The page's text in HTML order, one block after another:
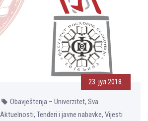
23. јул 2018.
Obavještenja – Univerzitet, Sva
Tenderi i javne nabavke, Vijesti